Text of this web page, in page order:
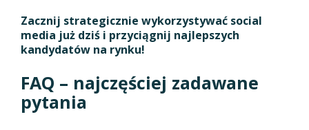
Zacznij strategicznie wykorzystywać social
media już dziś i przyciągnij najlepszych
kandydatów na rynku!
FAQ – najczęściej zadawane
pytania